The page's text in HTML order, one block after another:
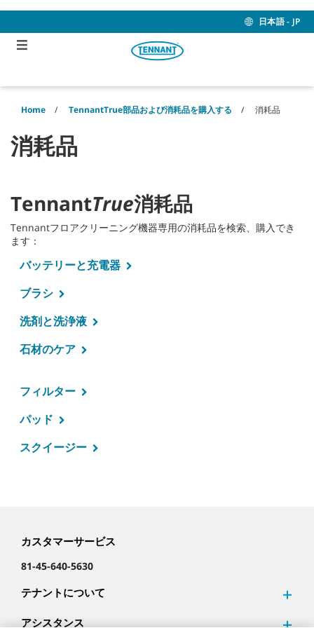
content
navigation
menu
日本語 - JP
Home TennantTrue部品および消耗品を購入する 消耗品
消耗品
TennantTrue消耗品
Tennantフロアクリーニング機器専用の消耗品を検索、購入でき
ます：
バッテリーと充電器
ブラシ
洗剤と洗浄液
石材のケア
フィルター
パッド
スクイージー
カスタマーサービス
81-45-640-5630
テナントについて
アシスタンス